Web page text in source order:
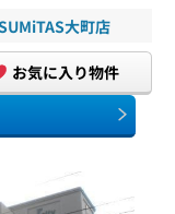
大町店
お気に入り物件